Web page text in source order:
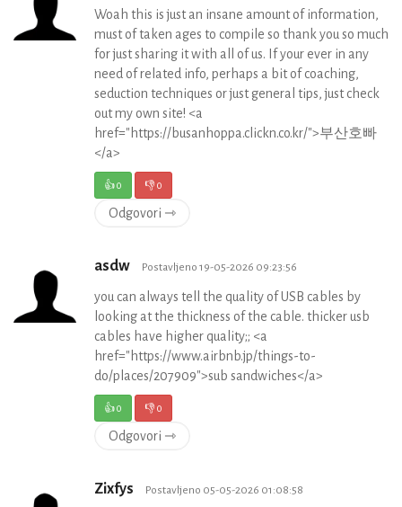
Woah this is just an insane amount of information,
must of taken ages to compile so thank you so much
for just sharing it with all of us. If your ever in any
need of related info, perhaps a bit of coaching,
seduction techniques or just general tips, just check
out my own site! <a
href="https://busanhoppa.clickn.co.kr/">부산호빠
</a>
👍0 👎0
Odgovori ⇾
asdw Postavljeno 19-05-2026 09:23:56
you can always tell the quality of USB cables by
looking at the thickness of the cable. thicker usb
cables have higher quality;; <a
href="https://www.airbnb.jp/things-to-
do/places/207909">sub sandwiches</a>
👍0 👎0
Odgovori ⇾
Zixfys Postavljeno 05-05-2026 01:08:58